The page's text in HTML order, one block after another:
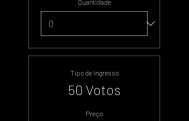
Quantidade
Tipo de ingresso
50 Votos
Preço